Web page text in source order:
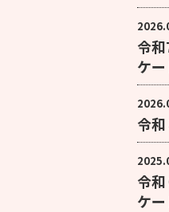
令
ケ
令
令
ケ